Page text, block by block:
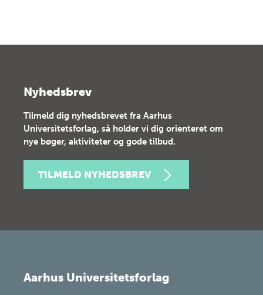
Nyhedsbrev
Tilmeld dig nyhedsbrevet fra Aarhus
Universitetsforlag, så holder vi dig orienteret om
nye bøger, aktiviteter og gode tilbud.
TILMELD NYHEDSBREV
Aarhus Universitetsforlag